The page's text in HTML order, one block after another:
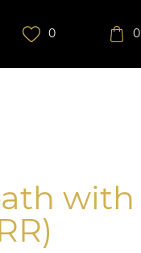
0 0
with